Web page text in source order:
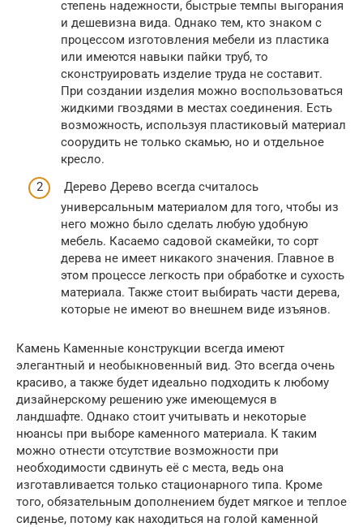
степень надежности, быстрые темпы выгорания
и дешевизна вида. Однако тем, кто знаком с
процессом изготовления мебели из пластика
или имеются навыки пайки труб, то
сконструировать изделие труда не составит.
При создании изделия можно воспользоваться
жидкими гвоздями в местах соединения. Есть
возможность, используя пластиковый материал
соорудить не только скамью, но и отдельное
кресло.
Дерево Дерево всегда считалось
универсальным материалом для того, чтобы из
него можно было сделать любую удобную
мебель. Касаемо садовой скамейки, то сорт
дерева не имеет никакого значения. Главное в
этом процессе легкость при обработке и сухость
материала. Также стоит выбирать части дерева,
которые не имеют во внешнем виде изъянов.
Камень Каменные конструкции всегда имеют
элегантный и необыкновенный вид. Это всегда очень
красиво, а также будет идеально подходить к любому
дизайнерскому решению уже имеющемуся в
ландшафте. Однако стоит учитывать и некоторые
нюансы при выборе каменного материала. К таким
можно отнести отсутствие возможности при
необходимости сдвинуть её с места, ведь она
изготавливается только стационарного типа. Кроме
того, обязательным дополнением будет мягкое и теплое
сиденье, потому как находиться на голой каменной